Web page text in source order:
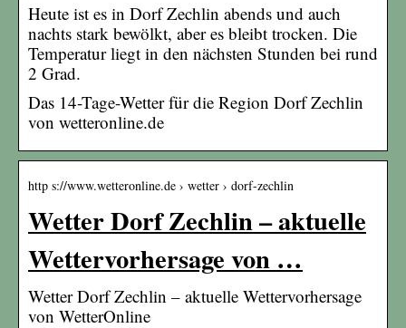
Heute ist es in Dorf Zechlin abends und auch
nachts stark bewölkt, aber es bleibt trocken. Die
Temperatur liegt in den nächsten Stunden bei rund
2 Grad.
Das 14-Tage-Wetter für die Region Dorf Zechlin
von wetteronline.de
http s://www.wetteronline.de › wetter › dorf-zechlin
Wetter Dorf Zechlin – aktuelle
Wettervorhersage von …
Wetter Dorf Zechlin – aktuelle Wettervorhersage
von WetterOnline